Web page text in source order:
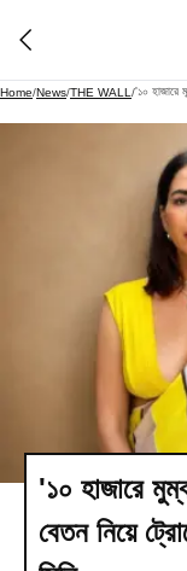
Home/News/THE WALL /'১০ হাজারে
'১০ হাজারে
বেতন নিয়ে